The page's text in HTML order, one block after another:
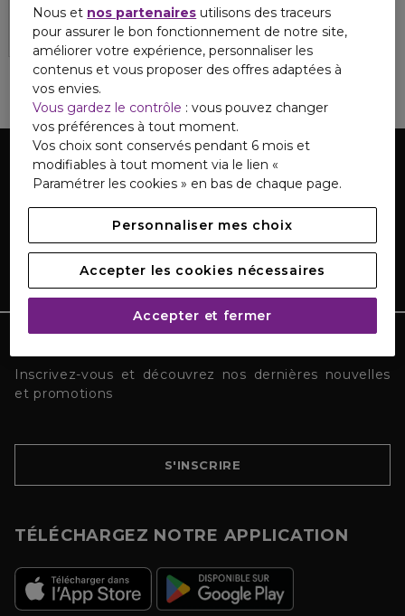
2 formats
TOUTE L'ACTUALITÉ MARIONNAUD
Inscrivez-vous et découvrez nos dernières nouvelles
et promotions
S'INSCRIRE
TÉLÉCHARGEZ NOTRE APPLICATION
Nous et nos partenaires utilisons des traceurs
pour assurer le bon fonctionnement de notre site,
améliorer votre expérience, personnaliser les
contenus et vous proposer des offres adaptées à
vos envies.
Vous gardez le contrôle : vous pouvez changer
vos préférences à tout moment.
Vos choix sont conservés pendant 6 mois et
modifiables à tout moment via le lien «
Paramétrer les cookies » en bas de chaque page.
Personnaliser mes choix
Accepter les cookies nécessaires
Accepter et fermer